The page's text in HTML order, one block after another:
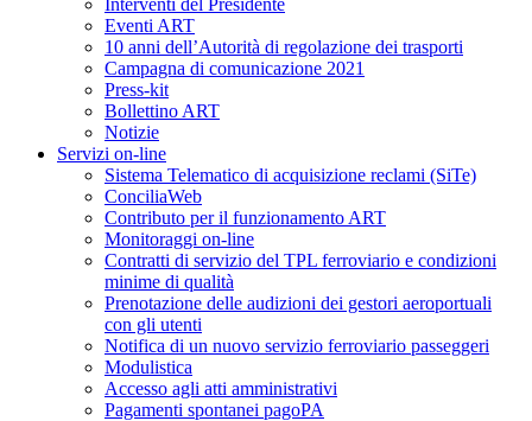
Interventi del Presidente
Eventi ART
10 anni dell’Autorità di regolazione dei trasporti
Campagna di comunicazione 2021
Press-kit
Bollettino ART
Notizie
Servizi on-line
Sistema Telematico di acquisizione reclami (SiTe)
ConciliaWeb
Contributo per il funzionamento ART
Monitoraggi on-line
Contratti di servizio del TPL ferroviario e condizioni
minime di qualità
Prenotazione delle audizioni dei gestori aeroportuali
con gli utenti
Notifica di un nuovo servizio ferroviario passeggeri
Modulistica
Accesso agli atti amministrativi
Pagamenti spontanei pagoPA